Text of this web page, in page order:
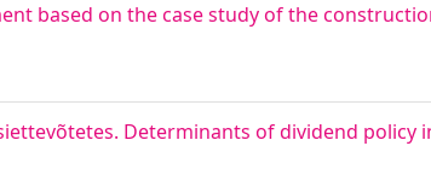
based on the case study of the
Determinants of dividend policy